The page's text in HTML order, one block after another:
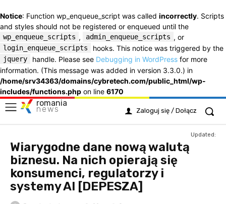
Notice: Function wp_enqueue_script was called incorrectly. Scripts
and styles should not be registered or enqueued until the
wp_enqueue_scripts , admin_enqueue_scripts , or
login_enqueue_scripts hooks. This notice was triggered by the
jquery handle. Please see Debugging in WordPress for more
information. (This message was added in version 3.3.0.) in
/home/srv34363/domains/cybretech.com/public_html/wp-
includes/functions.php on line 6170
romania
news Zaloguj się / Dołącz
Updated:
Wiarygodne dane nową walutą
biznesu. Na nich opierają się
konsumenci, regulatorzy i
systemy AI [DEPESZA]